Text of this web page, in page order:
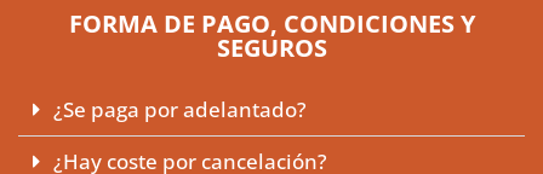
FORMA DE PAGO, CONDICIONES Y
SEGUROS
¿Se paga por adelantado?
¿Hay coste por cancelación?